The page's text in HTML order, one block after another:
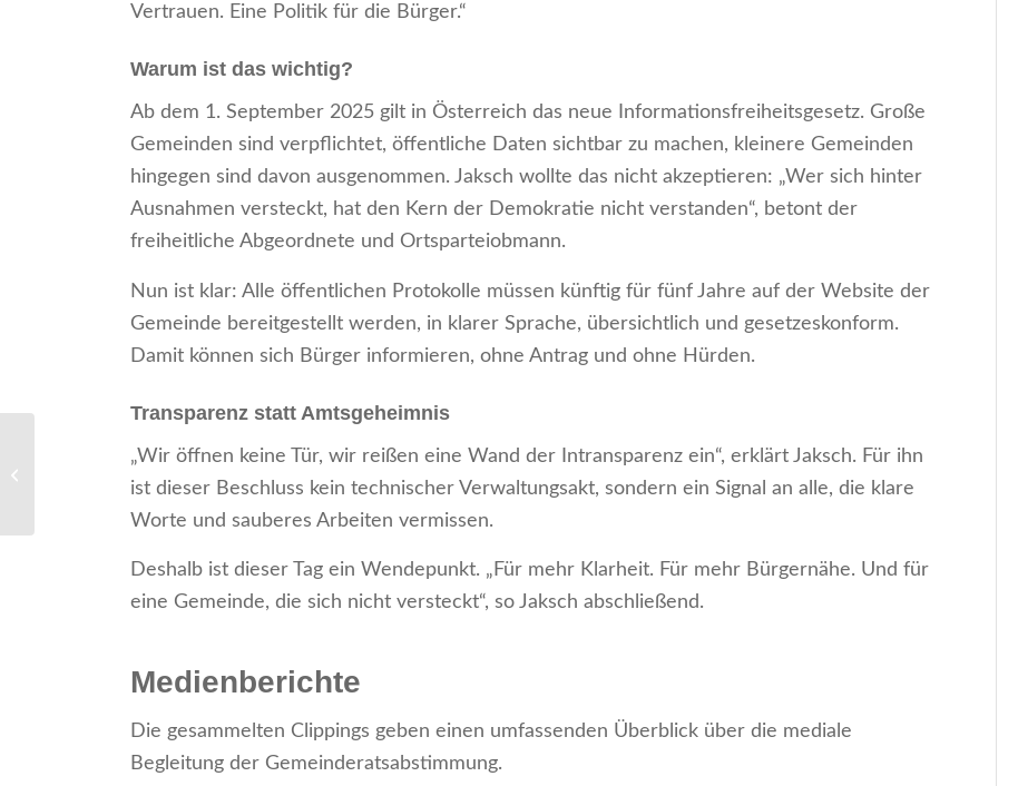
Vertrauen. Eine Politik für die Bürger.“
Warum ist das wichtig?
Ab dem 1. September 2025 gilt in Österreich das neue Informationsfreiheitsgesetz. Große
Gemeinden sind verpflichtet, öffentliche Daten sichtbar zu machen, kleinere Gemeinden
hingegen sind davon ausgenommen. Jaksch wollte das nicht akzeptieren: „Wer sich hinter
Ausnahmen versteckt, hat den Kern der Demokratie nicht verstanden“, betont der
freiheitliche Abgeordnete und Ortsparteiobmann.
Nun ist klar: Alle öffentlichen Protokolle müssen künftig für fünf Jahre auf der Website der
Gemeinde bereitgestellt werden, in klarer Sprache, übersichtlich und gesetzeskonform.
Damit können sich Bürger informieren, ohne Antrag und ohne Hürden.
Transparenz statt Amtsgeheimnis
„Wir öffnen keine Tür, wir reißen eine Wand der Intransparenz ein“, erklärt Jaksch. Für ihn
ist dieser Beschluss kein technischer Verwaltungsakt, sondern ein Signal an alle, die klare
Worte und sauberes Arbeiten vermissen.
Deshalb ist dieser Tag ein Wendepunkt. „Für mehr Klarheit. Für mehr Bürgernähe. Und für
eine Gemeinde, die sich nicht versteckt“, so Jaksch abschließend.
Medienberichte
Die gesammelten Clippings geben einen umfassenden Überblick über die mediale
Begleitung der Gemeinderatsabstimmung.
Neusiedl im Würgegriff
des Systems Doskozil